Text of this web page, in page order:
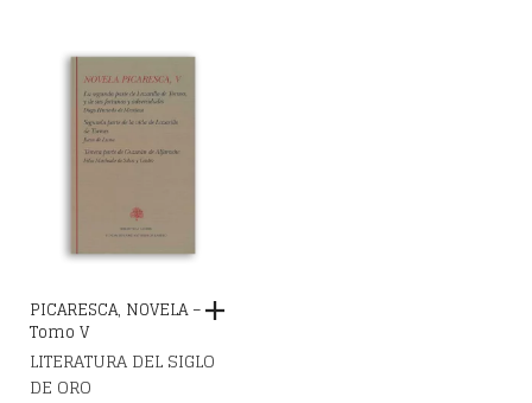
PICARESCA, NOVELA –
Tomo V
LITERATURA DEL SIGLO
DE ORO